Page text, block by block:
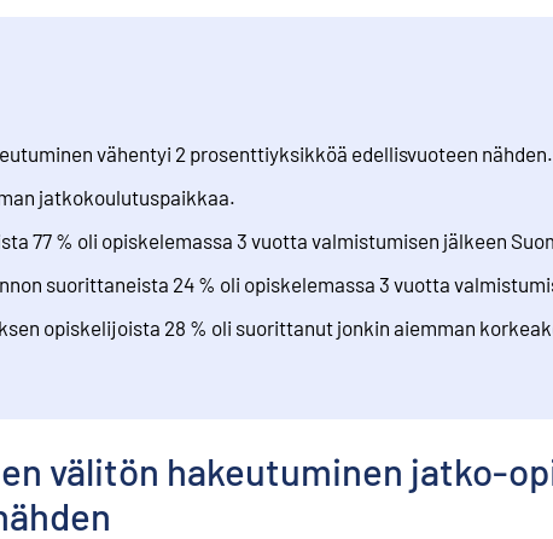
vähentyi 2 prosenttiyksikköä edellisvuoteen nähden.
jatkokoulutuspaikkaa.
77 % oli opiskelemassa 3 vuotta valmistumisen jälkeen
suorittaneista 24 % oli opiskelemassa 3 vuotta
opiskelijoista 28 % oli suorittanut jonkin aiemman
välitön hakeutuminen jatko-